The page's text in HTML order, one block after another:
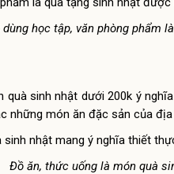
học tập, văn phòng phẩm
sinh nhật dưới 200k ý
những món ăn đặc sản của địa
Đồ ăn, thức uống là món quà